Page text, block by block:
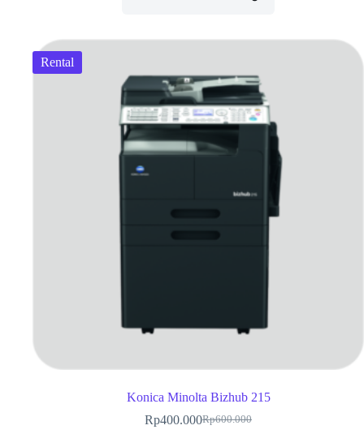
Rental
Konica Minolta Bizhub 215
Rp600.000
Rp400.000